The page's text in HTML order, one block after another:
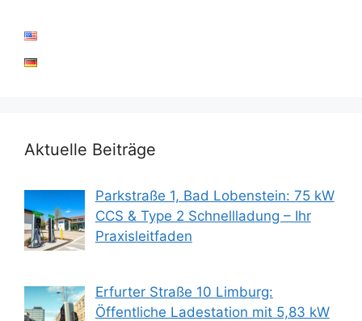
Aktuelle Beiträge
Parkstraße 1, Bad Lobenstein: 75 kW
CCS & Type 2 Schnellladung – Ihr
Praxisleitfaden
Erfurter Straße 10 Limburg:
Öffentliche Ladestation mit 5,83 kW